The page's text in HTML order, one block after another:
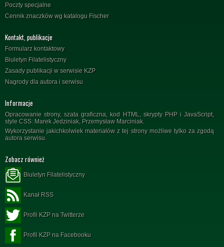
Poczty specjalne
Cennik znaczków wg katalogu Fischer
Kontakt, publikacje
Formularz kontaktowy
Biuletyn Filatelistyczny
Zasady publikacji w serwisie KZP
Nagrody dla autora i serwisu
Informacje
Opracowanie strony, szata graficzna, kod HTML, skrypty PHP i JavaScript,
style CSS: Marek Jedziniak, Przemysław Marciniak.
Wykorzystanie jakichkolwiek materiałów z tej strony możliwe tylko za zgodą
autora serwisu.
Zobacz również
Biuletyn Filatelistyczny
Kanał RSS
Profil KZP na Twitterze
Profil KZP na Facebooku